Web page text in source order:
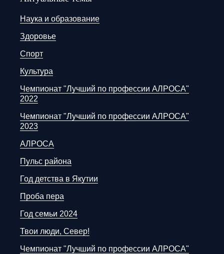
Наука и образование
Здоровье
Спорт
Культура
Чемпионат "Лучший по профессии АЛРОСА"
2022
Чемпионат "Лучший по профессии АЛРОСА"
2023
АЛРОСА
Пульс района
Год детства в Якутии
Проба пера
Год семьи 2024
Твои люди, Север!
Чемпионат "Лучший по профессии АЛРОСА"